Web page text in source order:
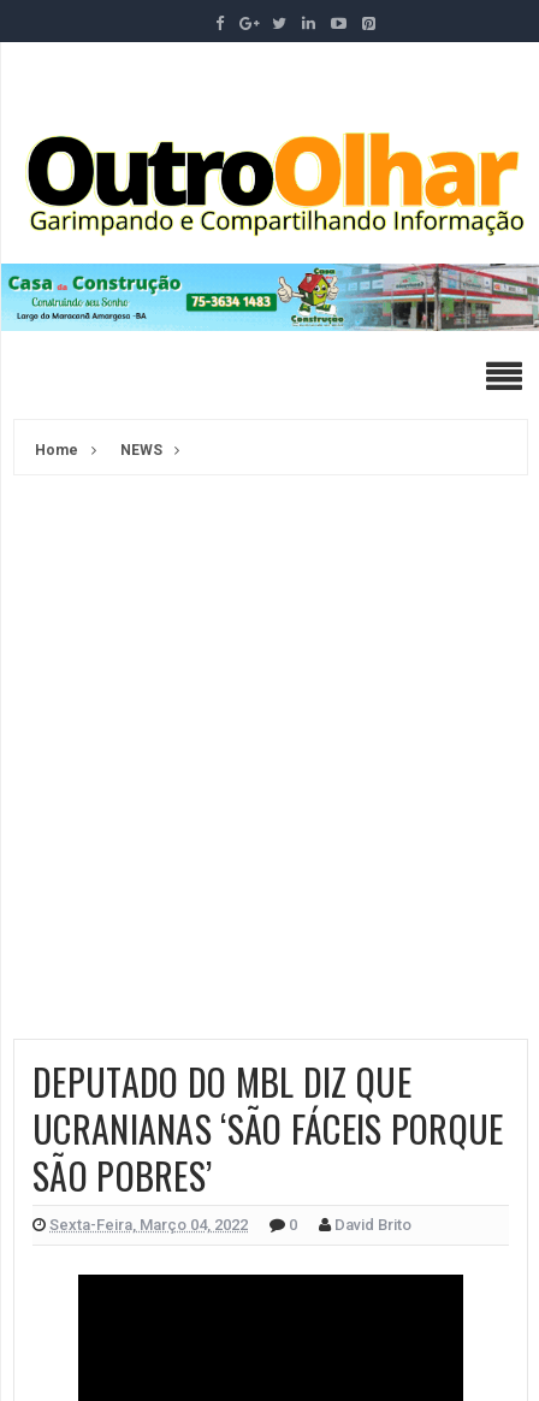
Home NEWS
DEPUTADO DO MBL DIZ QUE
UCRANIANAS ‘SÃO FÁCEIS PORQUE
SÃO POBRES’
Sexta-Feira, Março 04, 2022 0 David Brito